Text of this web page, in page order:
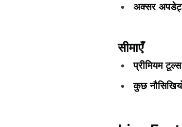
अक्सर
सीमाएँ
प्रीमियम
कुछ